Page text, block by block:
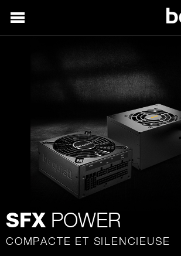
SFX POWER
COMPACTE ET SILENCIEUSE